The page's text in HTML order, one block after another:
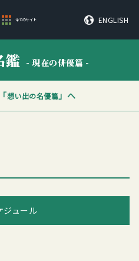
全てのサイト ENGLISH
鑑 - 現在の俳優篇 -
想い出の名優篇」へ
ジュール